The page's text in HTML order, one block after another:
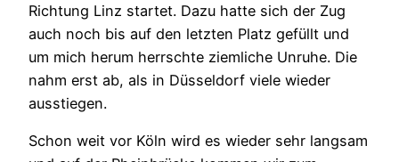
Richtung Linz startet. Dazu hatte sich der Zug
auch noch bis auf den letzten Platz gefüllt und
um mich herum herrschte ziemliche Unruhe. Die
nahm erst ab, als in Düsseldorf viele wieder
ausstiegen.
Schon weit vor Köln wird es wieder sehr langsam